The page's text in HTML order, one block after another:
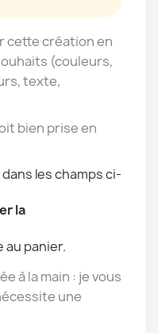
cette création en
(couleurs,
texte,
bien prise en
les champs ci-
la
au panier.
à la main : je vous
une